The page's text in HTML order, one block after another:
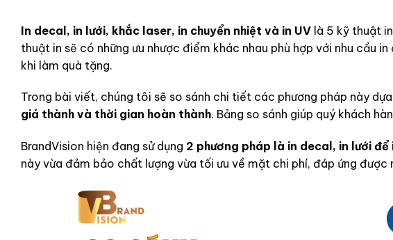
In decal, in lưới, khắc laser, in chuyển nhiệt và in UV là 5 kỹ thuật
thuật in sẽ có những ưu nhược điểm khác nhau phù hợp với nhu cầu
khi làm quà tặng.
Trong bài viết, chúng tôi sẽ so sánh chi tiết các phương pháp này
giá thành và thời gian hoàn thành. Bảng so sánh giúp quý khách
BrandVision hiện đang sử dụng 2 phương pháp là in decal, in lưới
này vừa đảm bảo chất lượng vừa tối ưu về mặt chi phí, đáp ứng được